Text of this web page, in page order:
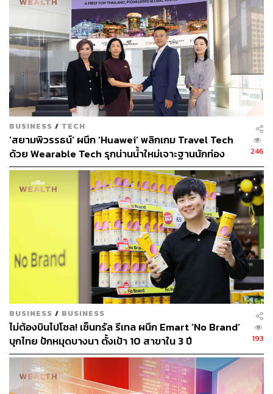
669
ABOUT THE AUTHOR
ถนัดกิจ จันกิเสน
Content Creator ประจำกองบรรณาธิการ
ธุรกิจ การตลาด เทคโนโลยี และชอบสำรวจ
โลกออฟไลน์และออนไลน์มาถอดรหัสความ
เคลื่อนไหวให้เป็นเรื่องเข้าใจง่าย สนุก และได้
ไอเดียใหม่ๆ
BUSINESS / TECH
‘สยามพิวรรธน์’ ผนึก ‘Huawei’ พลิกเกม Travel Tech
ด้วย Wearable Tech รุกน่านน้ำใหม่เจาะฐานนักท่อง
เที่ยวพรีเมียมทั่วโลก [Advertorial]
246
BUSINESS / BUSINESS
ไม่ต้องบินไปโซล! เซ็นทรัล รีเทล ผนึก Emart ‘No Brand’
บุกไทย ปักหมุดบางนา ตั้งเป้า 10 สาขาใน 3 ปี
193